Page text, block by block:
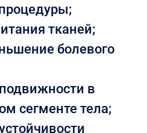
тканей;
болевого
в
сегменте тела;